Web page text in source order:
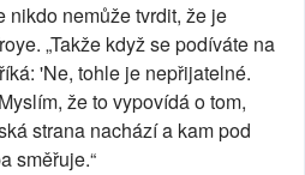
nikdo nemůže tvrdit, že je
„Takže když se podíváte na
'Ne, tohle je nepřijatelné.
že to vypovídá o tom,
strana nachází a kam pod
směřuje.“